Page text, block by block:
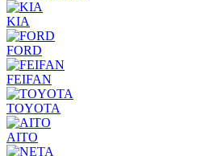
KIA
FORD
FEIFAN
TOYOTA
AITO